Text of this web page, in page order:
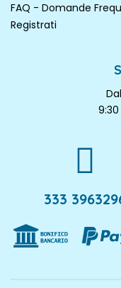
FAQ - Domande
Registrati
9:30
333